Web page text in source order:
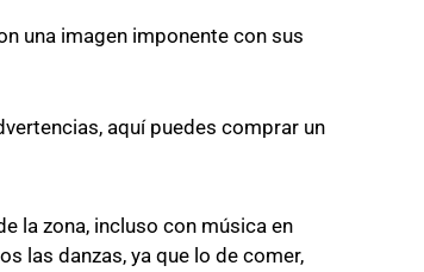
una imagen imponente con sus
aquí puedes comprar un
la zona, incluso con música en
las danzas, ya que lo de comer,